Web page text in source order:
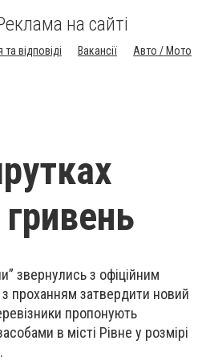
на сайті
та відповіді Вакансії
Авто / Мото
звернулись з офіційним
проханням затвердити новий
пропонують
в місті Рівне у розмірі